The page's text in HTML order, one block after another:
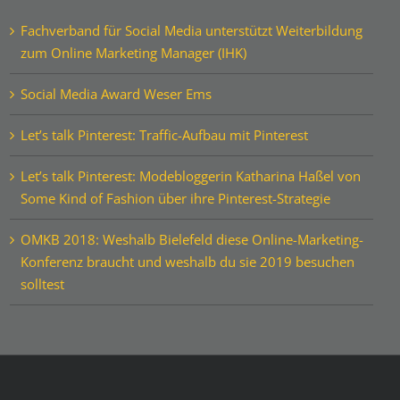
Fachverband für Social Media unterstützt Weiterbildung
zum Online Marketing Manager (IHK)
Social Media Award Weser Ems
Let’s talk Pinterest: Traffic-Aufbau mit Pinterest
Let’s talk Pinterest: Modebloggerin Katharina Haßel von
Some Kind of Fashion über ihre Pinterest-Strategie
OMKB 2018: Weshalb Bielefeld diese Online-Marketing-
Konferenz braucht und weshalb du sie 2019 besuchen
solltest